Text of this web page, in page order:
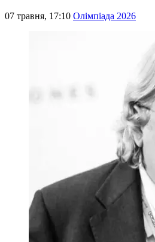
07 травня, 17:10 Олімпіада 2026